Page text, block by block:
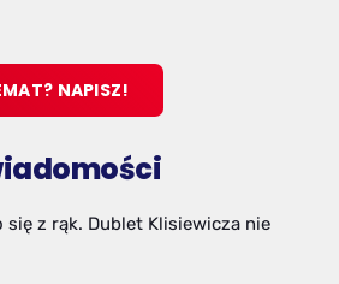
NAPISZ!
się z rąk. Dublet Klisiewicza nie